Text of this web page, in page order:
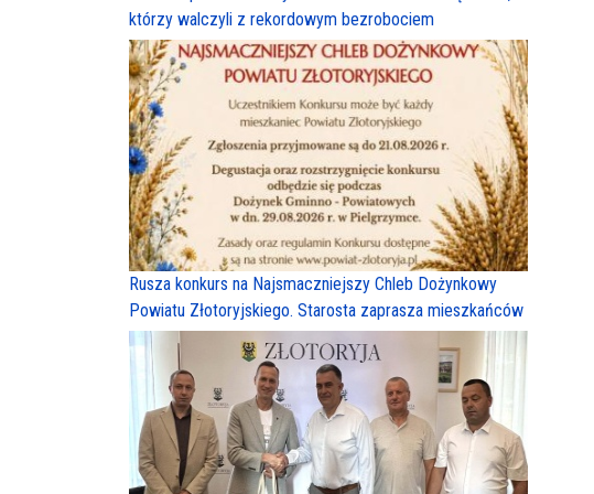
którzy walczyli z rekordowym bezrobociem
Rusza konkurs na Najsmaczniejszy Chleb Dożynkowy
Powiatu Złotoryjskiego. Starosta zaprasza mieszkańców